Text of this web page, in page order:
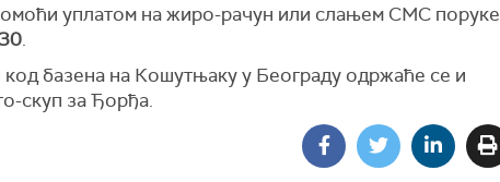
уплатом на жиро-рачун или слањем СМС поруке
.
базена на Кошутњаку у Београду одржаће се и
скуп за Ђорђа.